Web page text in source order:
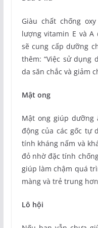
Giàu chất chống
lượng vitamin E và A
sẽ cung cấp dưỡng
thêm: “Việc sử dụng
da săn chắc và giảm
Mật ong
Mật ong giúp dưỡng
động của các gốc tự
tính kháng nấm và
đỏ nhờ đặc tính
giúp làm chậm quá
màng và trẻ trung
Lô hội